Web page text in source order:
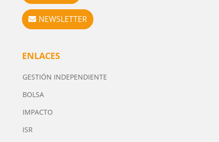
NEWSLETTER
ENLACES
GESTIÓN INDEPENDIENTE
BOLSA
IMPACTO
ISR